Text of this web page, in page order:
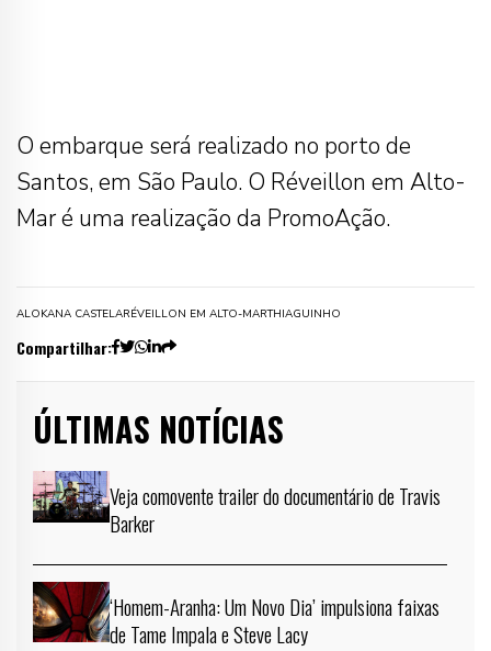
O embarque será realizado no porto de
Santos, em São Paulo. O Réveillon em Alto-
Mar é uma realização da PromoAção.
ALOKANA CASTELARÉVEILLON EM ALTO-MARTHIAGUINHO
Compartilhar:
ÚLTIMAS NOTÍCIAS
Veja comovente trailer do documentário de Travis
Barker
‘Homem-Aranha: Um Novo Dia’ impulsiona faixas
de Tame Impala e Steve Lacy